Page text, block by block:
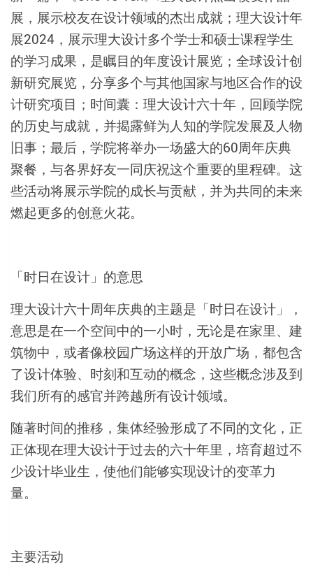
展，展示校友在设计领域的杰出成就；理大设计年
展2024，展示理大设计多个学士和硕士课程学生
的学习成果，是瞩目的年度设计展览；全球设计创
新研究展览，分享多个与其他国家与地区合作的设
计研究项目；时间囊：理大设计六十年，回顾学院
的历史与成就，并揭露鲜为人知的学院发展及人物
旧事；最后，学院将举办一场盛大的60周年庆典
聚餐，与各界好友一同庆祝这个重要的里程碑。这
些活动将展示学院的成长与贡献，并为共同的未来
燃起更多的创意火花。
「时日在设计」的意思
理大设计六十周年庆典的主题是「时日在设计」，
意思是在一个空间中的一小时，无论是在家里、建
筑物中，或者像校园广场这样的开放广场，都包含
了设计体验、时刻和互动的概念，这些概念涉及到
我们所有的感官并跨越所有设计领域。
随著时间的推移，集体经验形成了不同的文化，正
正体现在理大设计于过去的六十年里，培育超过不
少设计毕业生，使他们能够实现设计的变革力
量。
主要活动